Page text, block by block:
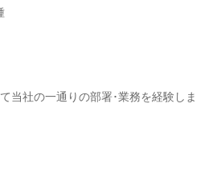
当社の一通りの部署･業務を経験しま